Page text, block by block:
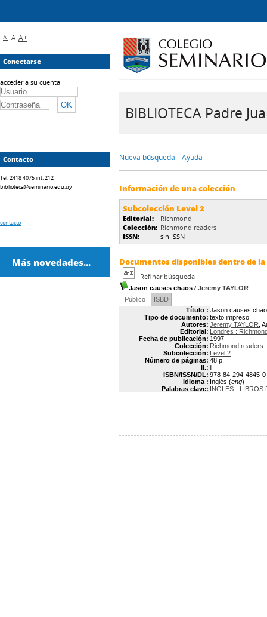
BIBLIOTECA Padre
Nueva búsqueda Ayuda
Información de una colección
Subcolección Level 2
Editorial:
Richmond
Colección: Richmond readers
ISSN:
sin ISSN
Documentos disponibles dentro de
Refinar búsqueda
Jason causes chaos / Jeremy TAYLOR
Público
ISBD
Título : Jason causes
Tipo de documento: texto impreso
Autores: Jeremy TAYLOR ,
Editorial: Londres :
Fecha de publicación: 1997
Colección: Richmond readers
Subcolección: Level 2
Número de páginas: 48 p.
Il.: il
ISBN/ISSN/DL: 978-84-294-4845-0
Idioma : Inglés (eng)
Palabras clave: INGLES - LIBROS
A- A A+
Conectarse
acceder a su cuenta
Contacto
Tel. 2418 4075 int. 212
biblioteca@seminario.edu.uy
contacto
Más novedades...